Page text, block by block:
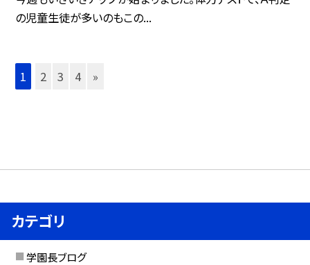
の児童生徒が多いのもこの...
1 2 3 4 »
カテゴリ
学園長ブログ